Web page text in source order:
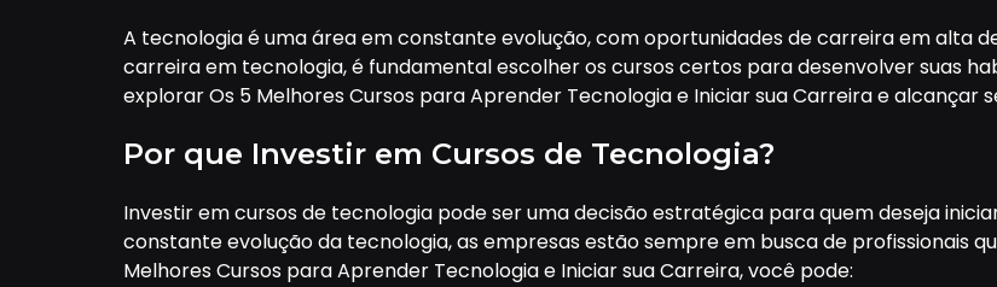
A tecnologia é uma área em constante evolução, com oportunidades de carreira em alta
carreira em tecnologia, é fundamental escolher os cursos certos para desenvolver suas
explorar Os 5 Melhores Cursos para Aprender Tecnologia e Iniciar sua Carreira e alcançar
Por que Investir em Cursos de Tecnologia?
Investir em cursos de tecnologia pode ser uma decisão estratégica para quem deseja
constante evolução da tecnologia, as empresas estão sempre em busca de profissionais
Melhores Cursos para Aprender Tecnologia e Iniciar sua Carreira, você pode: